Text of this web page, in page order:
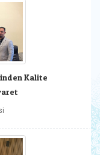
Kalite